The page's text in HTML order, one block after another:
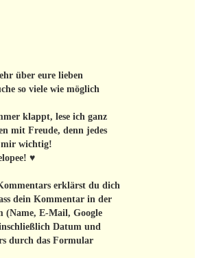
über eure lieben
so viele wie möglich
klappt, lese ich ganz
mit Freude, denn jedes
mir wichtig!
♥
erklärst du dich
dein Kommentar in der
(Name, E-Mail, Google
Datum und
durch das Formular